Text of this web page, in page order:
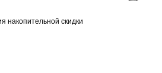
накопительной скидки